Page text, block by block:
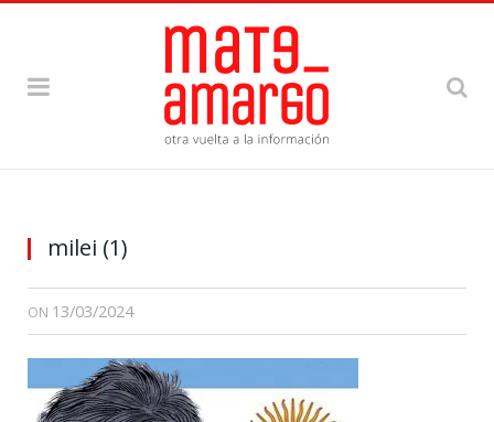
milei (1)
ON 13/03/2024